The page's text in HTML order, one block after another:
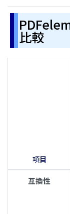
比較
項目
互換性